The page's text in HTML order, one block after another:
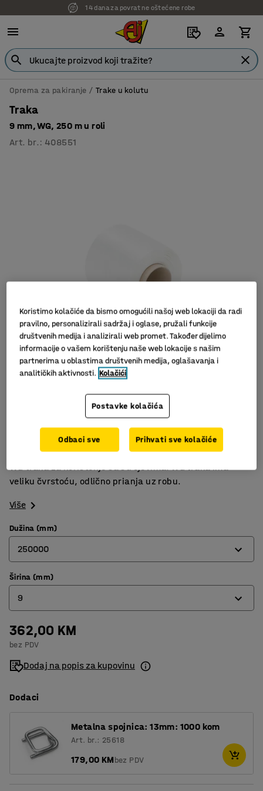
14 dana za povrat ne oštećene robe
Oprema za pakiranje Trake u kolutu
Traka
9 mm, WG, 250 m u roli
Art. br. : 408551
Za većinu strojeva
Veoma izdržljiva
Opterećenje, 275-375 kg
WG traka za korištenje sa strojevima. WG traka ima
veliku čvrstoću, odlično prianja uz robu.
Više
Dužina (mm)
250000
250000
500000
Širina (mm)
9
9
13
362,00 KM
bez PDV
Dodaj na popis za kupovinu
Dodaci
Metalna spojnica: 13mm: 1000 kom
Art. br.: 25618
179,00 KMbez PDV
Koristimo kolačiće da bismo omogućili našoj web lokaciji da radi
pravilno, personalizirali sadržaj i oglase, pružali funkcije
društvenih medija i analizirali web promet. Također dijelimo
informacije o vašem korištenju naše web lokacije s našim
partnerima u oblastima društvenih medija, oglašavanja i
analitičkih aktivnosti. Kolačići
Postavke kolačića
Odbaci sve Prihvati sve kolačiće